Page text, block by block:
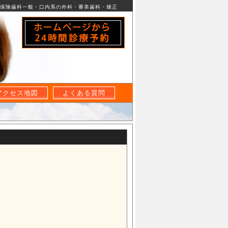
歯科一般・口内系の外科・審美歯科・矯正
クセス地図 よくある質問